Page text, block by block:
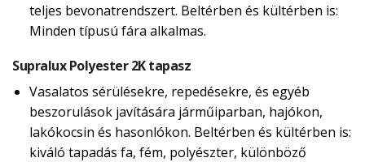
teljes bevonatrendszert. Beltérben és kültérben is:
Minden típusú fára alkalmas.
Supralux Polyester 2K tapasz
Vasalatos sérülésekre, repedésekre, és egyéb
beszorulások javítására járműiparban, hajókon,
lakókocsin és hasonlókon. Beltérben és kültérben is:
kiváló tapadás fa, fém, polyészter, különböző